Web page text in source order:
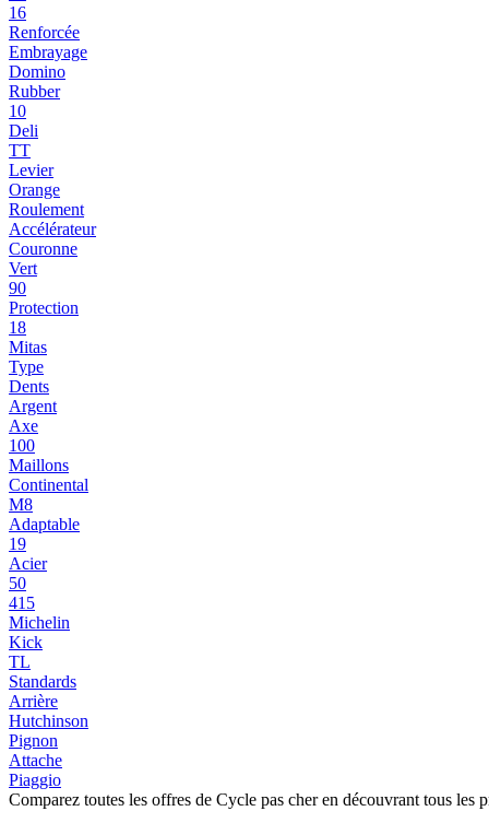
16
Renforcée
Embrayage
Domino
Rubber
10
Deli
TT
Levier
Orange
Roulement
Accélérateur
Couronne
Vert
90
Protection
18
Mitas
Type
Dents
Argent
Axe
100
Maillons
Continental
M8
Adaptable
19
Acier
50
415
Michelin
Kick
TL
Standards
Arrière
Hutchinson
Pignon
Attache
Piaggio
Comparez toutes les offres de Cycle pas cher en découvrant tous les